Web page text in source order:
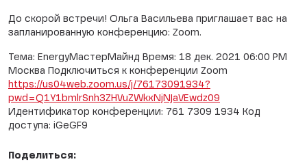
До скорой встречи! Ольга Васильева приглашает вас на
запланированную конференцию: Zoom.
Тема: EnergyМастерМайнд Время: 18 дек. 2021 06:00 PM
Москва Подключиться к конференции Zoom
https://us04web.zoom.us/j/76173091934?
pwd=Q1Y1bmlrSnh3ZHVuZWkxNjNJaVEwdz09
Идентификатор конференции: 761 7309 1934 Код
доступа: iGeGF9
Поделиться: